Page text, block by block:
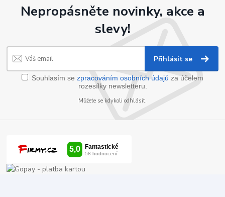
Nepropásněte novinky, akce a
slevy!
Přihlásit se
Souhlasím se zpracováním osobních údajů za účelem
rozesílky newsletteru.
Můžete se kdykoli odhlásit.